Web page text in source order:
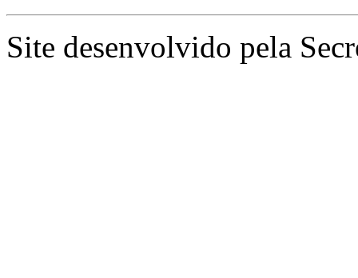
Site desenvolvido pela